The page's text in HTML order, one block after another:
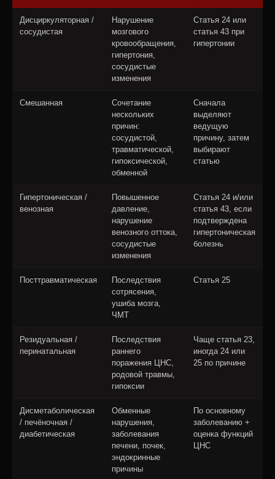
Дисциркуляторная /
сосудистая
Нарушение
мозгового
кровообращения,
гипертония,
сосудистые
изменения
Статья 24 или
статья 43 при
гипертонии
Смешанная
Сочетание
нескольких
причин:
сосудистой,
травматической,
гипоксической,
обменной
Сначала
выделяют
ведущую
причину, затем
выбирают
статью
Гипертоническая /
венозная
Повышенное
давление,
нарушение
венозного оттока,
сосудистые
изменения
Статья 24 и/или
статья 43, если
подтверждена
гипертоническая
болезнь
Посттравматическая
Последствия
сотрясения,
ушиба мозга,
ЧМТ
Статья 25
Резидуальная /
перинатальная
Последствия
раннего
поражения ЦНС,
родовой травмы,
гипоксии
Чаще статья 23,
иногда 24 или
25 по причине
Дисметаболическая
/ печёночная /
диабетическая
Обменные
нарушения,
заболевания
печени, почек,
эндокринные
причины
По основному
заболеванию +
оценка функций
ЦНС